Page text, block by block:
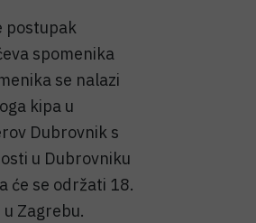
postupak
spomenika
se nalazi
kipa u
Dubrovnik s
u Dubrovniku
će se održati 18.
Zagrebu.